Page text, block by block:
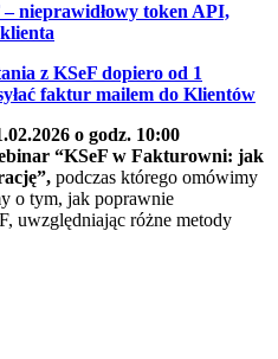
– nieprawidłowy token API,
z KSeF dopiero od 1
faktur mailem do Klientów
o godz. 10:00
“KSeF w Fakturowni: jak
podczas którego omówimy
o tym, jak poprawnie
uwzględniając różne metody